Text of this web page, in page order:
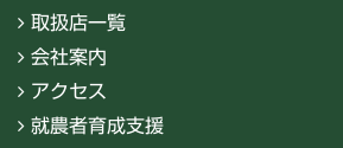
取扱店一覧
会社案内
アクセス
就農者育成支援